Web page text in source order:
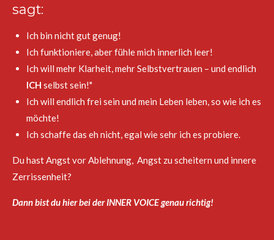
sagt:
Ich bin nicht gut genug!
Ich funktioniere, aber fühle mich innerlich leer!
Ich will mehr Klarheit, mehr Selbstvertrauen – und endlich
ICH selbst sein!"
Ich will endlich frei sein und mein Leben leben, so wie ich es
möchte!
Ich schaffe das eh nicht, egal wie sehr ich es probiere.
Du hast Angst vor Ablehnung, Angst zu scheitern und innere
Zerrissenheit?
Dann bist du hier bei der INNER VOICE genau richtig!